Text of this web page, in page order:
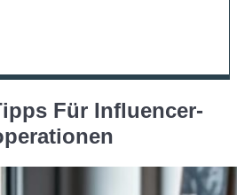
Für Influencer-